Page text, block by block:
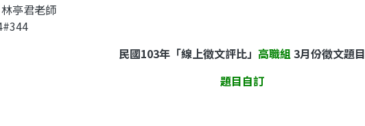
亭君老師
民國103年「線上徵文評比」 高職組 3月份徵文題目
題目自訂